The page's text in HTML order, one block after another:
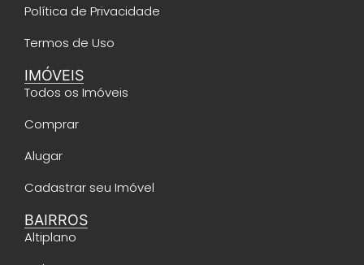
Política de Privacidade
Termos de Uso
IMÓVEIS
Todos os Imóveis
Comprar
Alugar
Cadastrar seu Imóvel
BAIRROS
Altiplano